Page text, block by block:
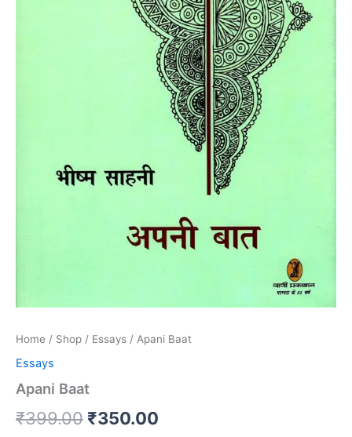
Home / Shop / Essays / Apani Baat
Essays
Apani Baat
₹399.00 ₹350.00